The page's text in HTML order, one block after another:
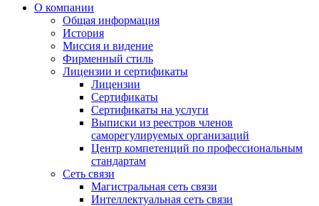
О компании
Общая информация
История
Миссия и видение
Фирменный стиль
Лицензии и сертификаты
Лицензии
Сертификаты
Сертификаты на услуги
Выписки из реестров членов
саморегулируемых организаций
Центр компетенций по профессиональным
стандартам
Сеть связи
Магистральная сеть связи
Интеллектуальная сеть связи